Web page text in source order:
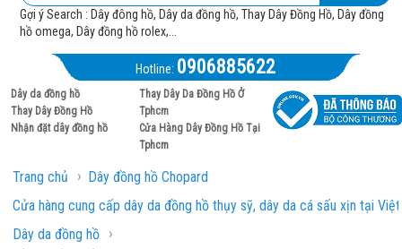
Gợi ý Search : Dây đông hồ, Dây da đồng hồ, Thay Dây Đồng Hồ, Dây đồng
hồ omega, Dây đồng hồ rolex,...
Hotline: 0906885622
Dây da đồng hồ
Thay Dây Đồng Hồ
Nhận đặt dây đồng hồ
Thay Dây Da Đồng Hồ Ở
Tphcm
Cửa Hàng Dây Đồng Hồ Tại
Tphcm
Trang chủ › Dây đồng hồ Chopard
Cửa hàng cung cấp dây da đồng hồ thụy sỹ, dây da cá sấu xịn tại
Dây da đồng hồ ›